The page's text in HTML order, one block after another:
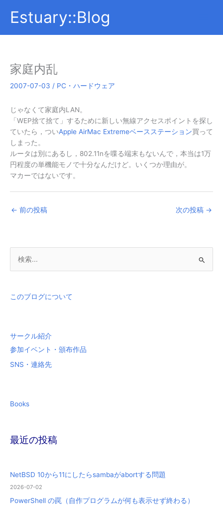
Estuary::Blog
家庭内乱
2007-07-03 / PC・ハードウェア
じゃなくて家庭内LAN。
「WEP捨て捨て」するために新しい無線アクセスポイントを探し
ていたら，ついApple AirMac Extremeベースステーション買って
しまった。
ルータは別にあるし，802.11nを喋る端末もないんで，本当は1万
円程度の単機能モノで十分なんだけど。いくつか理由が。
マカーではないです。
← 前の投稿 次の投稿 →
象
このブログについて
サークル紹介
参加イベント・頒布作品
SNS・連絡先
Books
最近の投稿
NetBSD 10から11にしたらsambaがabortする問題
2026-07-02
PowerShell の罠（自作プログラムが何も表示せず終わる）